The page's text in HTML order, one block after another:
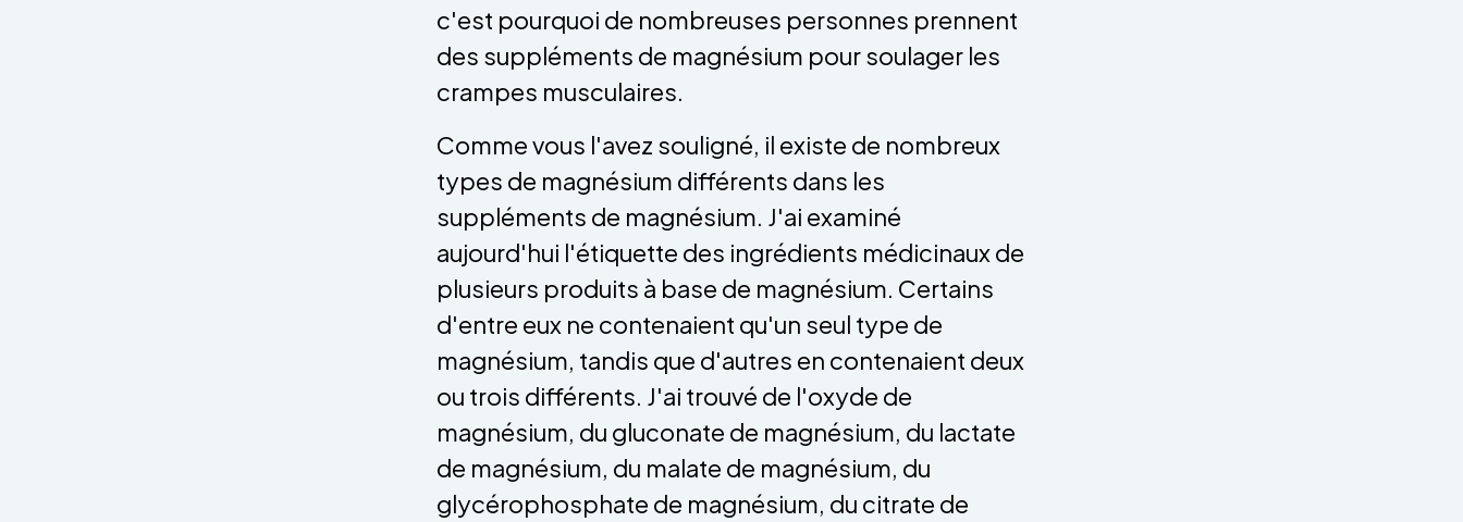
c'est pourquoi de nombreuses personnes prennent
des suppléments de magnésium pour soulager les
crampes musculaires.
Comme vous l'avez souligné, il existe de nombreux
types de magnésium différents dans les
suppléments de magnésium. J'ai examiné
aujourd'hui l'étiquette des ingrédients médicinaux de
plusieurs produits à base de magnésium. Certains
d'entre eux ne contenaient qu'un seul type de
magnésium, tandis que d'autres en contenaient deux
ou trois différents. J'ai trouvé de l'oxyde de
magnésium, du gluconate de magnésium, du lactate
de magnésium, du malate de magnésium, du
glycérophosphate de magnésium, du citrate de